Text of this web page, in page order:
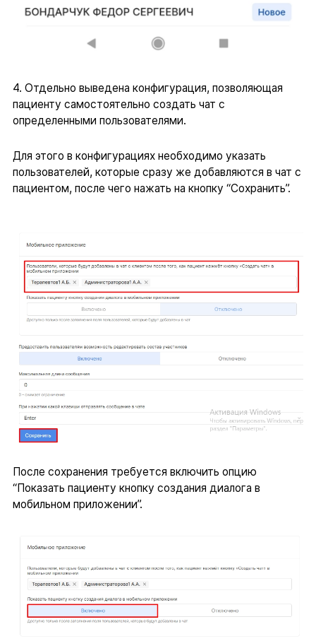
4. Отдельно выведена конфигурация, позволяющая
пациенту самостоятельно создать чат с
определенными пользователями.
Для этого в конфигурациях необходимо указать
пользователей, которые сразу же добавляются в чат с
пациентом, после чего нажать на кнопку “Сохранить”.
После сохранения требуется включить опцию
“Показать пациенту кнопку создания диалога в
мобильном приложении”.